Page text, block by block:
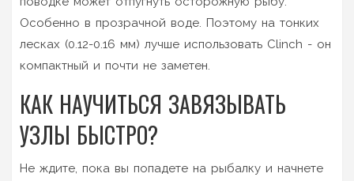
Особенно в прозрачной воде. Поэтому на тонких
лесках (0.12-0.16 мм) лучше использовать Clinch - он
компактный и почти не заметен.
КАК НАУЧИТЬСЯ ЗАВЯЗЫВАТЬ
УЗЛЫ БЫСТРО?
Не ждите, пока вы попадете на рыбалку и начнете